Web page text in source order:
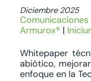
Diciembre 2025
Armurox® |
Whitepaper
abiótico,
enfoque en la